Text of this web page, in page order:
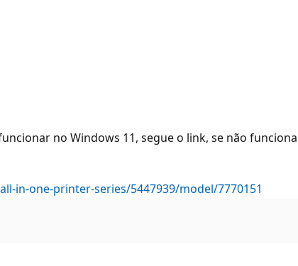
no Windows 11, segue o link, se não
in-one-printer-series/5447939/model/7770151